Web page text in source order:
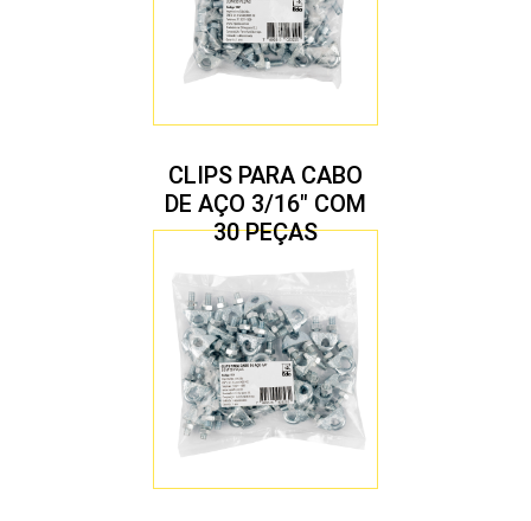
CLIPS PARA CABO
DE AÇO 3/16″ COM
30 PEÇAS